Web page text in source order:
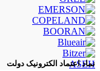
ASEH
نماد اعتماد الکترونیک دولت